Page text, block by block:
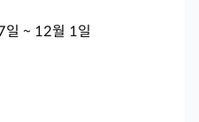
~ 12월 1일